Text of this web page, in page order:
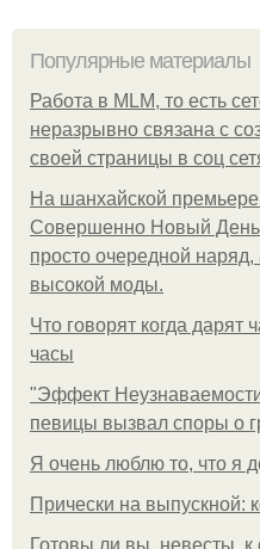
Популярные материалы
Работа в MLM, то есть
неразрывно связана с
своей страницы в соц
На шанхайской
Совершенно Новый
просто очередной
высокой моды.
Что говорят когда дарят
часы
"Эффект
певицы вызвал споры о
Я очень люблю то, что я
Прически на выпускной:
Готовы ли вы, невесты,